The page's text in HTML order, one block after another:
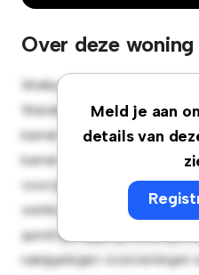
Over deze woning
Meld je aan
details van
Welkom bij je nieuwe
Waterloo, 463, 1050,
kamer biedt een rustige en
kamer is ingericht met de
voor je gemak en biedt een
werkruimte en
gunstige ligging heb je
nabijgelegen voorzieningen